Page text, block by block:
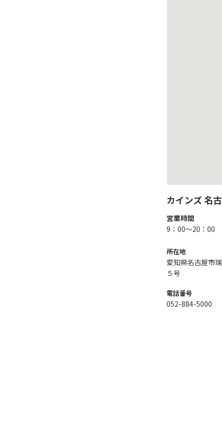
カインズ 名
営業時間
9：00～20：00
所在地
愛知県名古屋市
５号
電話番号
052-884-5000